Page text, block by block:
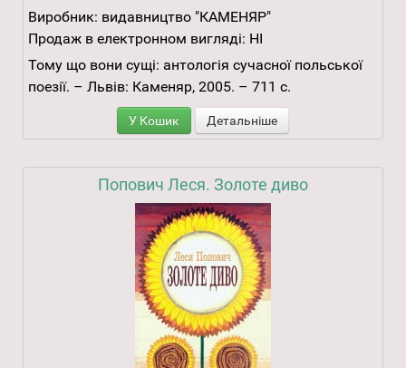
Виробник: видавництво "КАМЕНЯР"
Продаж в електронном вигляді: НІ
Тому що вони сущі: антологія сучасної польської
поезії. – Львів: Каменяр, 2005. – 711 с.
У Кошик Детальніше
Попович Леся. Золоте диво